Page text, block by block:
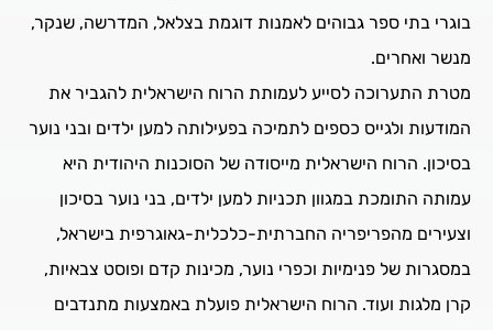
בוגרי בתי ספר גבוהים לאמנות דוגמת בצלאל, המדרשה, שנקר,
מנשר ואחרים.
מטרת התערוכה לסייע לעמותת הרוח הישראלית להגביר את
המודעות ולגייס כספים לתמיכה בפעילותה למען ילדים ובני נוער
בסיכון. הרוח הישראלית מייסודה של הסוכנות היהודית היא
עמותה התומכת במגוון תכניות למען ילדים, בני נוער בסיכון
וצעירים מהפריפריה החברתית-כלכלית-גאוגרפית בישראל,
במסגרות של פנימיות וכפרי נוער, מכינות קדם ופוסט צבאיות,
קרן מלגות ועוד. הרוח הישראלית פועלת באמצעות מתנדבים